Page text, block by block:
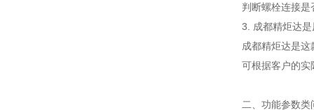
判断螺栓连接
3. 成都精炬达
成都精炬达是
可根据客户的实
二、功能参数类